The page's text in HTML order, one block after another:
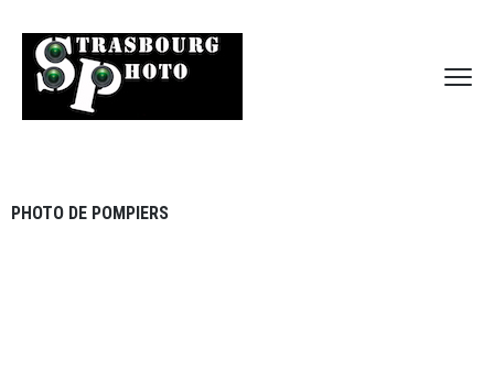
PHOTO DE POMPIERS